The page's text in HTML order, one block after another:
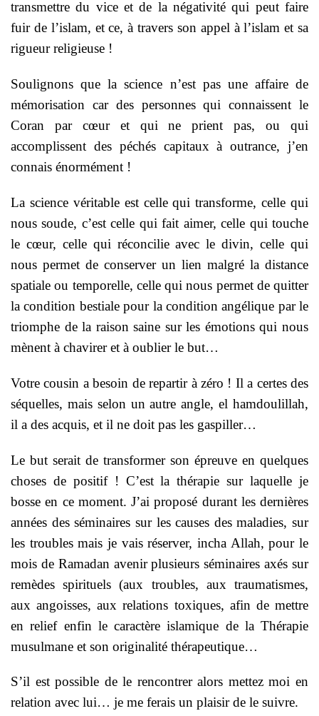
transmettre du vice et de la négativité qui peut faire
fuir de l’islam, et ce, à travers son appel à l’islam et sa
rigueur religieuse !
Soulignons que la science n’est pas une affaire de
mémorisation car des personnes qui connaissent le
Coran par cœur et qui ne prient pas, ou qui
accomplissent des péchés capitaux à outrance, j’en
connais énormément !
La science véritable est celle qui transforme, celle qui
nous soude, c’est celle qui fait aimer, celle qui touche
le cœur, celle qui réconcilie avec le divin, celle qui
nous permet de conserver un lien malgré la distance
spatiale ou temporelle, celle qui nous permet de quitter
la condition bestiale pour la condition angélique par le
triomphe de la raison saine sur les émotions qui nous
mènent à chavirer et à oublier le but…
Votre cousin a besoin de repartir à zéro ! Il a certes des
séquelles, mais selon un autre angle, el hamdoulillah,
il a des acquis, et il ne doit pas les gaspiller…
Le but serait de transformer son épreuve en quelques
choses de positif ! C’est la thérapie sur laquelle je
bosse en ce moment. J’ai proposé durant les dernières
années des séminaires sur les causes des maladies, sur
les troubles mais je vais réserver, incha Allah, pour le
mois de Ramadan avenir plusieurs séminaires axés sur
remèdes spirituels (aux troubles, aux traumatismes,
aux angoisses, aux relations toxiques, afin de mettre
en relief enfin le caractère islamique de la Thérapie
musulmane et son originalité thérapeutique…
S’il est possible de le rencontrer alors mettez moi en
relation avec lui… je me ferais un plaisir de le suivre.